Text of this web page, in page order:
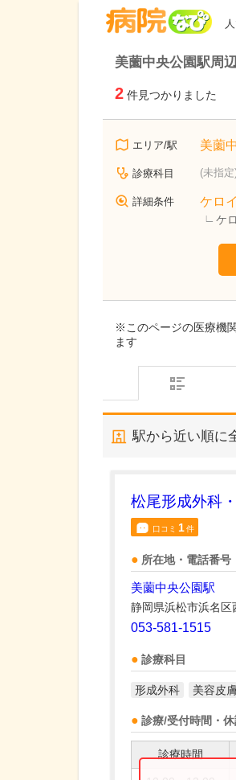
美薗中央公園駅周
2 件見つかりました
エリア/駅 美薗
診療科目 (未指定
詳細条件 ケロ
ケ
※このページの医療機
ます
駅から近い順に
松尾形成外科
口コミ 1件
所在地・電話番号
美薗中央公園駅
静岡県浜松市浜名区
053-581-1515
診療科目
形成外科 美容皮
診療/受付時間・休
診療時間